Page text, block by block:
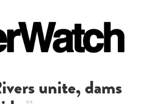
unite, dams